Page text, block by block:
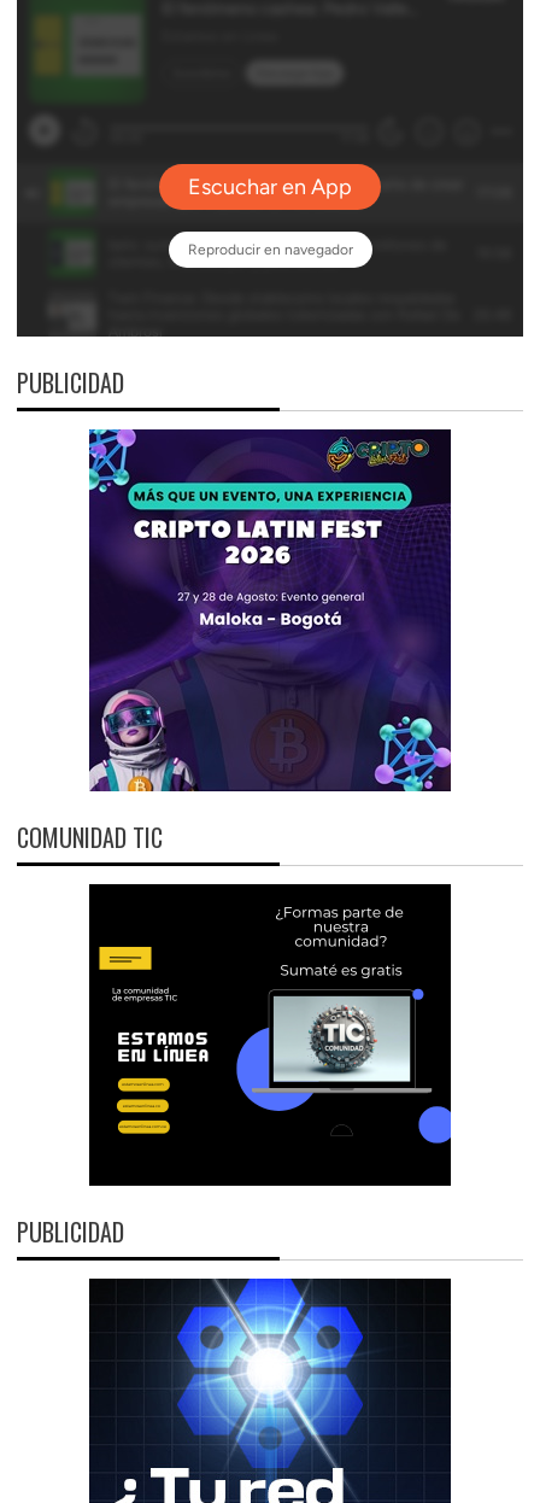
PUBLICIDAD
COMUNIDAD TIC
PUBLICIDAD